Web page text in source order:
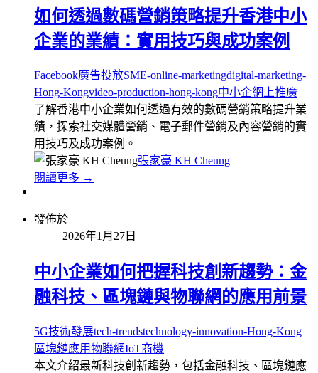
如何透過數碼營銷策略提升香港中小
企業的業績：實用技巧與成功案例
Facebook廣告投放SME-online-marketingdigital-marketing-
Hong-Kongvideo-production-hong-kong中小企網上推廣
了解香港中小企業如何透過有效的數碼營銷策略提升業
績，探索社交媒體營銷、電子郵件營銷及內容營銷的實
用技巧及成功案例。
張家豪 KH Cheung
閱讀更多 →
發佈於
2026年1月27日
中小企業如何把握科技創新趨勢：金
融科技、區塊鏈與物聯網的應用前景
5G技術發展tech-trendstechnology-innovation-Hong-Kong
區塊鏈應用物聯網IoT商機
本文介紹最新科技創新趨勢，包括金融科技、區塊鏈應